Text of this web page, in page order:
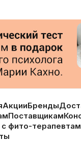
АкцииБренды
Поставщикам
фито-